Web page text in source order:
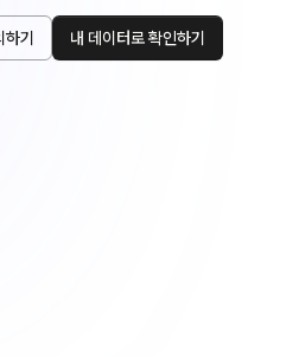
하기 내 데이터로 확인하기